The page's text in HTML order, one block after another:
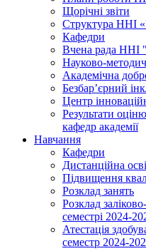
Щорічні звіти
Структура ННІ
Кафедри
Вчена рада
Науково-
Академічна
Безбар’єрний
Центр
Результати
кафедр академії
Навчання
Кафедри
Дистанційна
Підвищення
Розклад занять
Розклад
семестрі 2024-
Атестація
семестр 2024-